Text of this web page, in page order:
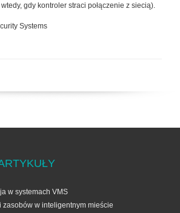
gdy kontroler straci połączenie z siecią).
Systems
w systemach VMS
zasobów w inteligentnym mieście